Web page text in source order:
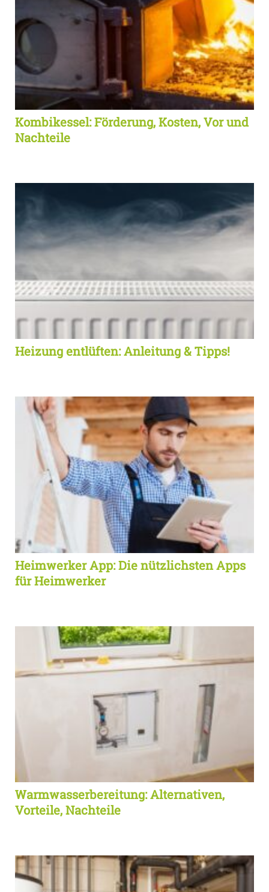
Kombikessel: Förderung, Kosten, Vor und
Nachteile
Heizung entlüften: Anleitung & Tipps!
Heimwerker App: Die nützlichsten Apps
für Heimwerker
Warmwasserbereitung: Alternativen,
Vorteile, Nachteile